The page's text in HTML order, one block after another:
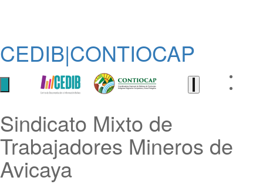
CEDIB|CONTIOCAP
Sindicato Mixto de
Trabajadores Mineros de
Avicaya